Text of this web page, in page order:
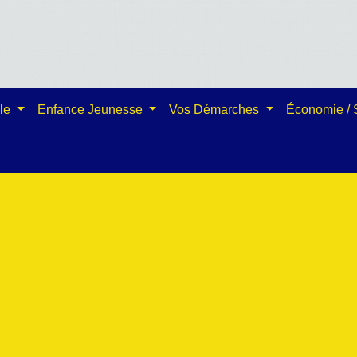
Enfance Jeunesse Vos Démarches Économie /